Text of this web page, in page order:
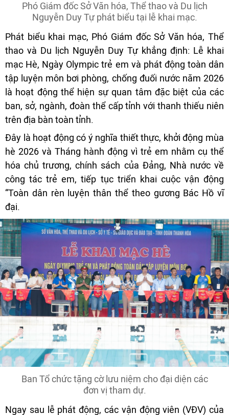
Phó Giám đốc Sở Văn hóa, Thể thao và Du lịch
Nguyễn Duy Tự phát biểu tại lễ khai mạc.
Phát biểu khai mạc, Phó Giám đốc Sở Văn hóa, Thể
thao và Du lịch Nguyễn Duy Tự khẳng định: Lễ khai
mạc Hè, Ngày Olympic trẻ em và phát động toàn dân
tập luyện môn bơi phòng, chống đuối nước năm 2026
là hoạt động thể hiện sự quan tâm đặc biệt của các
ban, sở, ngành, đoàn thể cấp tỉnh với thanh thiếu niên
trên địa bàn toàn tỉnh.
Đây là hoạt động có ý nghĩa thiết thực, khởi động mùa
hè 2026 và Tháng hành động vì trẻ em nhằm cụ thể
hóa chủ trương, chính sách của Đảng, Nhà nước về
công tác trẻ em, tiếp tục triển khai cuộc vận động
“Toàn dân rèn luyện thân thể theo gương Bác Hồ vĩ
đại.
Ban Tổ chức tặng cờ lưu niệm cho đại diện các
đơn vị tham dự.
Ngay sau lễ phát động, các vận động viên (VĐV) của